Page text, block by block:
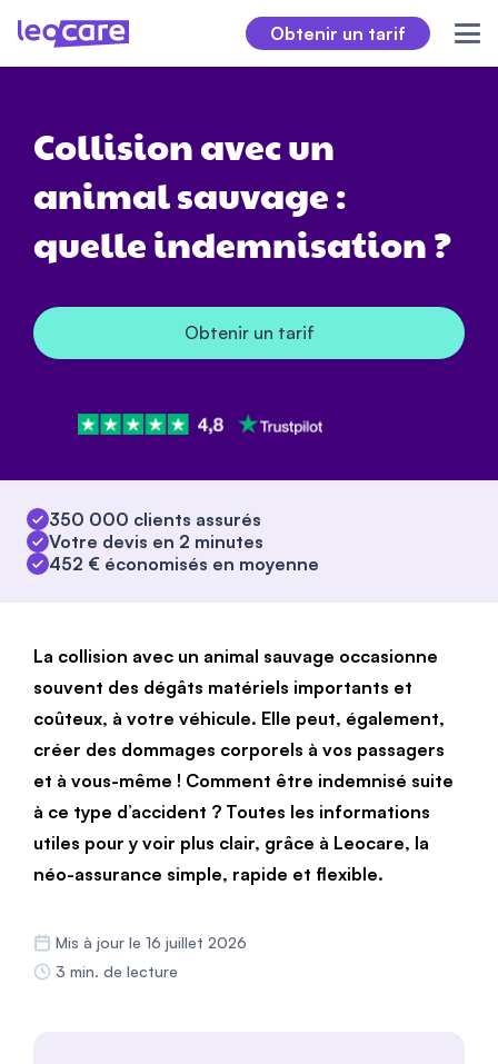
Obtenir un tarif
Collision avec un
animal sauvage :
quelle indemnisation ?
Obtenir un tarif
350 000 clients assurés
Votre devis en 2 minutes
452 € économisés en moyenne
La collision avec un animal sauvage occasionne
souvent des dégâts matériels importants et
coûteux, à votre véhicule. Elle peut, également,
créer des dommages corporels à vos passagers
et à vous-même ! Comment être indemnisé suite
à ce type d’accident ? Toutes les informations
utiles pour y voir plus clair, grâce à Leocare, la
néo-assurance simple, rapide et flexible.
Mis à jour le 16 juillet 2026
3 min. de lecture